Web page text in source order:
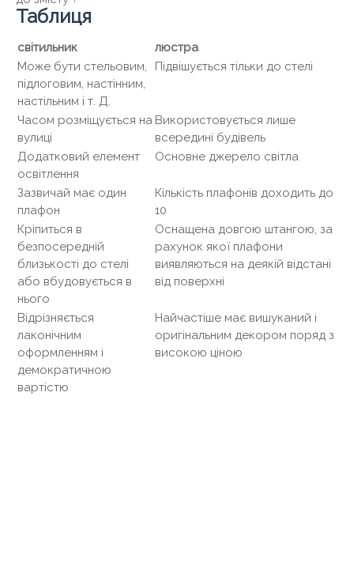
Таблиця
світильник
люстра
Може бути стельовим,
підлоговим, настінним,
настільним і т. Д.
Підвішується тільки до стелі
Часом розміщується на
вулиці
Використовується лише
всередині будівель
Додатковий елемент
освітлення
Основне джерело світла
Зазвичай має один
плафон
Кількість плафонів доходить до
10
Кріпиться в
безпосередній
близькості до стелі
або вбудовується в
нього
Оснащена довгою штангою, за
рахунок якої плафони
виявляються на деякій відстані
від поверхні
Відрізняється
лаконічним
оформленням і
демократичною
вартістю
Найчастіше має вишуканий і
оригінальним декором поряд з
високою ціною